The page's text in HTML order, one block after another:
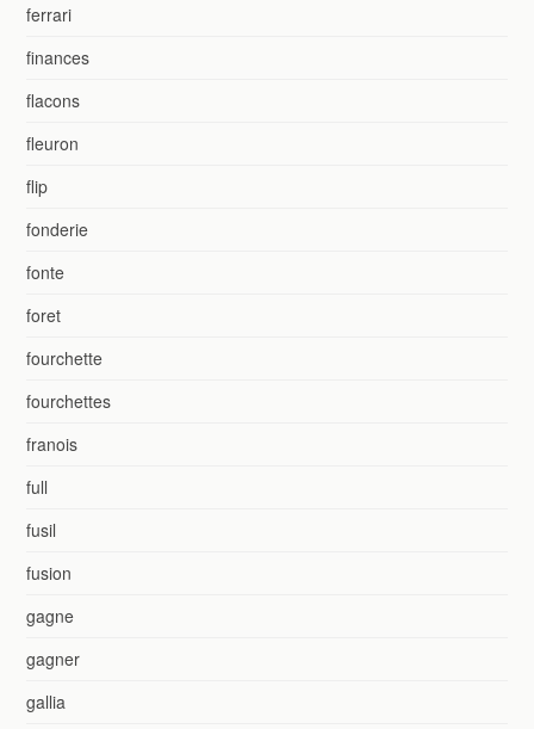
ferrari
finances
flacons
fleuron
flip
fonderie
fonte
foret
fourchette
fourchettes
franois
full
fusil
fusion
gagne
gagner
gallia